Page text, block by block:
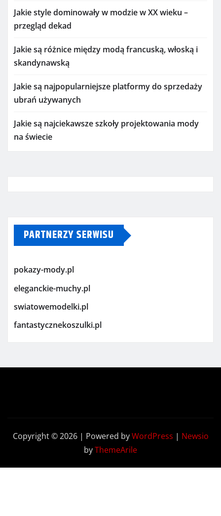
Jakie style dominowały w modzie w XX wieku –
przegląd dekad
Jakie są różnice między modą francuską, włoską i
skandynawską
Jakie są najpopularniejsze platformy do sprzedaży
ubrań używanych
Jakie są najciekawsze szkoły projektowania mody
na świecie
PARTNERZY SERWISU
pokazy-mody.pl
eleganckie-muchy.pl
swiatowemodelki.pl
fantastycznekoszulki.pl
Copyright © 2026 | Powered byWordPress | Newsio
byThemeArile